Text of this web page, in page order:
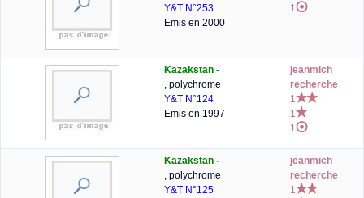
Y&T N°253
Emis en 2000
1
Kazakstan -
, polychrome
Y&T N°124
Emis en 1997
jeanmich
recherche
1
1
1
Kazakstan -
, polychrome
Y&T N°125
jeanmich
recherche
1